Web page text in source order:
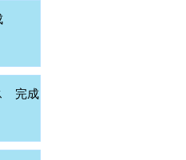
完成